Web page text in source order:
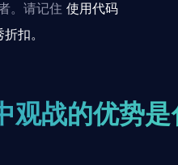
。请记住 使用代码
扣。
观战的优势